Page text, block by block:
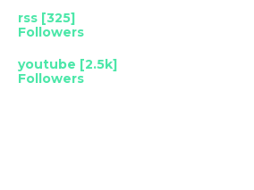
rss [325]
Followers
youtube [2.5k]
Followers